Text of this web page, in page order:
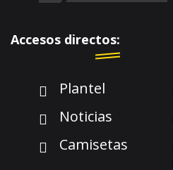
Accesos directos:
Plantel
Noticias
Camisetas